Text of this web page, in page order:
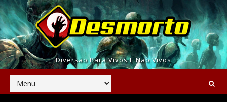
Diversão Para Vivos E Não Vivos